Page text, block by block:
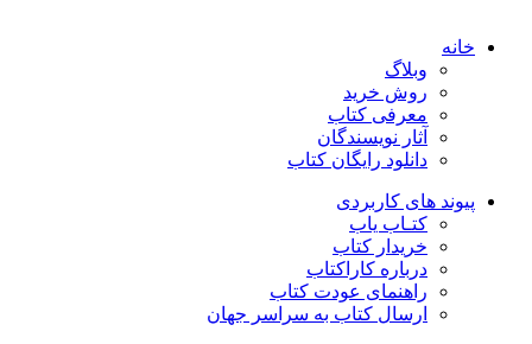
خانه
وبلاگ
روش خرید
معرفی کتاب
آثار نویسندگان
دانلود رایگان کتاب
پیوند های کاربردی
کتـاب یاب
خریدار کتاب
درباره کاراکتاب
راهنمای عودت کتاب
ارسال کتاب به سراسر جهان